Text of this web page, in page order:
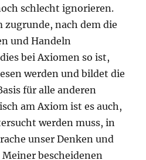
schlecht ignorieren.
nach dem die
und Handeln
bei Axiomen so ist,
werden und bildet die
für alle anderen
am Axiom ist es auch,
werden muss, in
unser Denken und
bescheidenen